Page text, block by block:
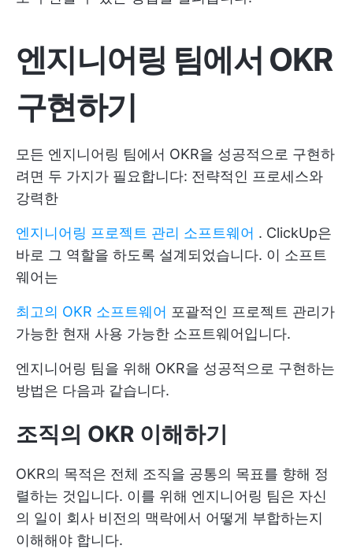
엔지니어링 팀에서 OKR
구현하기
모든 엔지니어링 팀에서 OKR을 성공적으로 구현하
려면 두 가지가 필요합니다: 전략적인 프로세스와
강력한
엔지니어링 프로젝트 관리 소프트웨어 . ClickUp은
바로 그 역할을 하도록 설계되었습니다. 이 소프트
웨어는
최고의 OKR 소프트웨어 포괄적인 프로젝트 관리가
가능한 현재 사용 가능한 소프트웨어입니다.
엔지니어링 팀을 위해 OKR을 성공적으로 구현하는
방법은 다음과 같습니다.
조직의 OKR 이해하기
OKR의 목적은 전체 조직을 공통의 목표를 향해 정
렬하는 것입니다. 이를 위해 엔지니어링 팀은 자신
의 일이 회사 비전의 맥락에서 어떻게 부합하는지
이해해야 합니다.